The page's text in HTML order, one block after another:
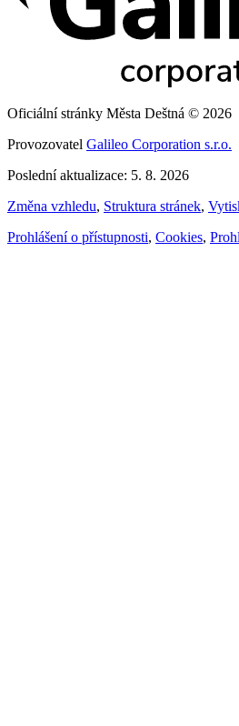
Oficiální stránky Města Deštná © 2026
Provozovatel Galileo Corporation s.r.o.
Poslední aktualizace: 5. 8. 2026
Změna vzhledu, Struktura stránek,
Prohlášení o přístupnosti, Cookies,